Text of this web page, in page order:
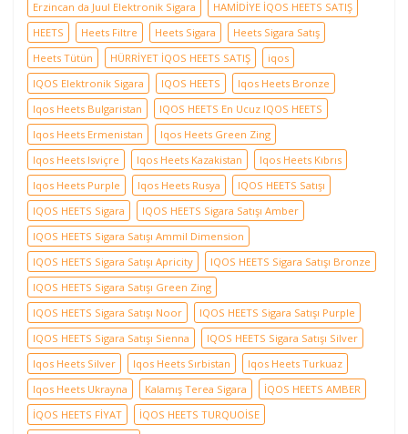
Erzincan da Juul Elektronik Sigara
HAMİDİYE İQOS HEETS SATIŞ
HEETS
Heets Filtre Heets Sigara
Heets Sigara Satış
Heets Tütün
HÜRRİYET İQOS HEETS SATIŞ
iqos
IQOS Elektronik Sigara
IQOS HEETS
Iqos Heets Bronze
Iqos Heets Bulgaristan
IQOS HEETS En Ucuz IQOS HEETS
Iqos Heets Ermenistan
Iqos Heets Green Zing
Iqos Heets Isviçre
Iqos Heets Kazakistan
Iqos Heets Kıbrıs
Iqos Heets Purple
Iqos Heets Rusya
IQOS HEETS Satışı
IQOS HEETS Sigara
IQOS HEETS Sigara Satışı Amber
IQOS HEETS Sigara Satışı Ammil Dimension
IQOS HEETS Sigara Satışı Apricity
IQOS HEETS Sigara Satışı Bronze
IQOS HEETS Sigara Satışı Green Zing
IQOS HEETS Sigara Satışı Noor
IQOS HEETS Sigara Satışı Purple
IQOS HEETS Sigara Satışı Sienna
IQOS HEETS Sigara Satışı Silver
Iqos Heets Silver
Iqos Heets Sırbistan
Iqos Heets Turkuaz
Iqos Heets Ukrayna
Kalamış Terea Sigara
İQOS HEETS AMBER
İQOS HEETS FİYAT
İQOS HEETS TURQUOİSE